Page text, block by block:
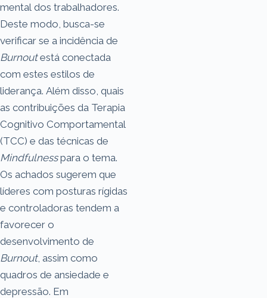
mental dos trabalhadores.
Deste modo, busca-se
verificar se a incidência de
Burnoutestá conectada
com estes estilos de
liderança. Além disso, quais
as contribuições da Terapia
Cognitivo Comportamental
(TCC) e das técnicas de
Mindfulnesspara o tema.
Os achados sugerem que
líderes com posturas rígidas
e controladoras tendem a
favorecer o
desenvolvimento de
Burnout, assim como
quadros de ansiedade e
depressão. Em